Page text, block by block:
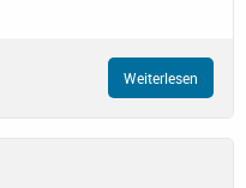
Weiterlesen